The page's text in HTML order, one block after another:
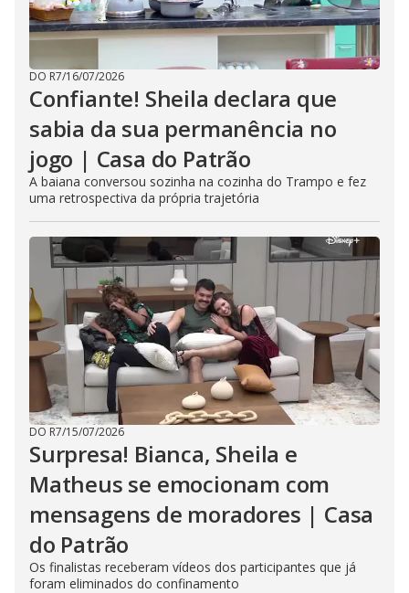
DO R7/16/07/2026
Confiante! Sheila declara que
sabia da sua permanência no
jogo | Casa do Patrão
A baiana conversou sozinha na cozinha do Trampo e fez
uma retrospectiva da própria trajetória
DO R7/15/07/2026
Surpresa! Bianca, Sheila e
Matheus se emocionam com
mensagens de moradores | Casa
do Patrão
Os finalistas receberam vídeos dos participantes que já
foram eliminados do confinamento